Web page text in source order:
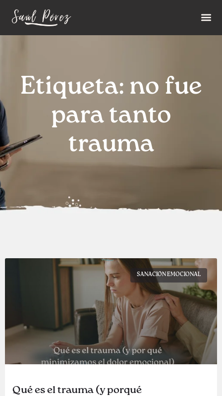
Etiqueta: no fue
para tanto
trauma
SANACIÓN EMOCIONAL
Qué es el trauma (y porqué